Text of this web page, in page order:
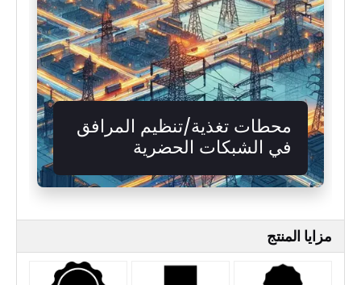
محطات تغذية/تنظيم المرافق
في الشبكات الحضرية
مزايا المنتج